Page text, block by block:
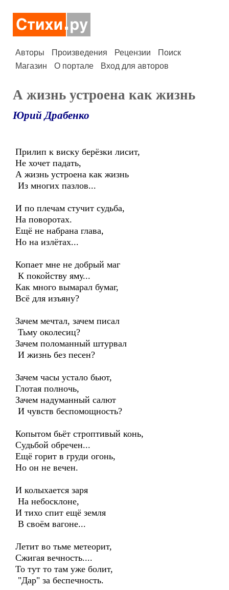
Авторы Произведения Рецензии
Поиск
Магазин
О портале Вход для авторов
А жизнь устроена как жизнь
Юрий Драбенко
Прилип к виску берёзки лисит,
Не хочет падать,
А жизнь устроена как жизнь
Из многих пазлов...
И по плечам стучит судьба,
На поворотах.
Ещё не набрана глава,
Но на излётах...
Копает мне не добрый маг
К покойству яму...
Как много вымарал бумаг,
Всё для изъяну?
Зачем мечтал, зачем писал
Тьму околесиц?
Зачем поломанный штурвал
И жизнь без песен?
Зачем часы устало бьют,
Глотая полночь,
Зачем надуманный салют
И чувств беспомощность?
Копытом бьёт строптивый конь,
Судьбой обречен...
Ещё горит в груди огонь,
Но он не вечен.
И колыхается заря
На небосклоне,
И тихо спит ещё земля
В своём вагоне...
Летит во тьме метеорит,
Сжигая вечность....
То тут то там уже болит,
"Дар" за беспечность.